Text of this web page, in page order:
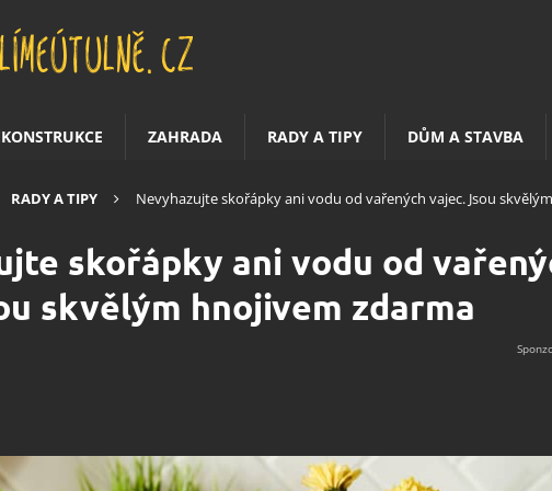
ZAHRADA RADY A TIPY DŮM A STAVBA
RADY A TIPY
Nevyhazujte skořápky ani vodu od vařených vajec. Jsou skvělým
skořápky ani vodu od
skvělým hnojivem zdarma